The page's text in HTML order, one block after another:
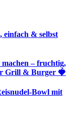
einfach & selbst
– fruchtig,
Grill & Burger 🍓
Bowl mit